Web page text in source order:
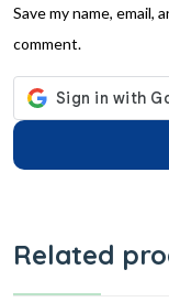
Save my name,
comment.
Related